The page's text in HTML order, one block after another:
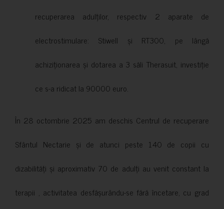
recuperarea adulților, respectiv 2 aparate de
electrostimulare: Stiwell și RT300, pe lângă
achiziționarea și dotarea a 3 săli Therasuit, investiție
ce s-a ridicat la 90000 euro.
În 28 octombrie 2025 am deschis Centrul de recuperare
Sfântul Nectarie și de atunci peste 140 de copii cu
dizabilități și aproximativ 70 de adulți au venit constant la
terapii , activitatea desfășurându-se fără încetare, cu grad